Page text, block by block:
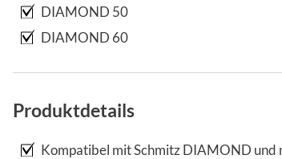
DIAMOND 50
DIAMOND 60
Produktdetails
Kompatibel mit Schmitz DIAMOND und